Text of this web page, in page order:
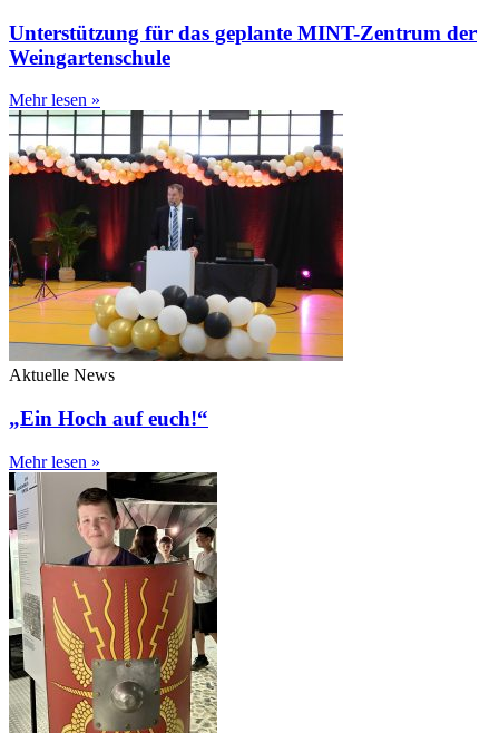
Unterstützung für das geplante MINT-Zentrum der
Weingartenschule
Mehr lesen »
Aktuelle News
„Ein Hoch auf euch!“
Mehr lesen »